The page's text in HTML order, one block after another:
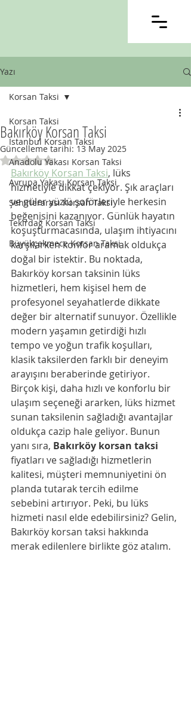
Yazı
Korsan Taksi
İstanbul Korsan Taksi
Anadolu Yakası Korsan Taksi
Avrupa Yakası Korsan Taksi
Şehirlerarası Korsan Taksi
Tekirdağ Korsan Taksi
Büyükçekmece Korsan Taksi
Korsan Taksi
Bakırköy Korsan Taksi
Güncelleme tarihi: 13 May 2025
5 üzerinden NaN yıldız
Bakırköy Korsan Taksi, lüks
hizmetiyle dikkat çekiyor. Şık araçları
ve güler yüzlü şoförleriyle herkesin
beğenisini kazanıyor. Günlük hayatın
koşuşturmacasında, ulaşım ihtiyacını
karşılarken konfor aramak oldukça
doğal bir istektir. Bu noktada,
Bakırköy korsan taksinin lüks
hizmetleri, hem kişisel hem de
profesyonel seyahatlerde dikkate
değer bir alternatif sunuyor. Özellikle
modern yaşamın getirdiği hızlı
tempo ve yoğun trafik koşulları,
klasik taksilerden farklı bir deneyim
arayışını beraberinde getiriyor.
Birçok kişi, daha hızlı ve konforlu bir
ulaşım seçeneği ararken, lüks hizmet
sunan taksilenin sağladığı avantajlar
oldukça cazip hale geliyor. Bunun
yanı sıra, Bakırköy korsan taksi
fiyatları ve sağladığı hizmetlerin
kalitesi, müşteri memnuniyetini ön
planda tutarak tercih edilme
sebebini artırıyor. Peki, bu lüks
hizmeti nasıl elde edebilirsiniz? Gelin,
Bakırköy korsan taksi hakkında
merak edilenlere birlikte göz atalım.